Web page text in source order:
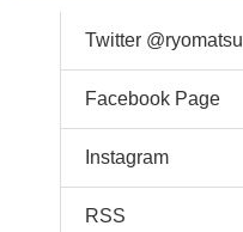
Twitter @ryomatsu
Facebook Page
Instagram
RSS